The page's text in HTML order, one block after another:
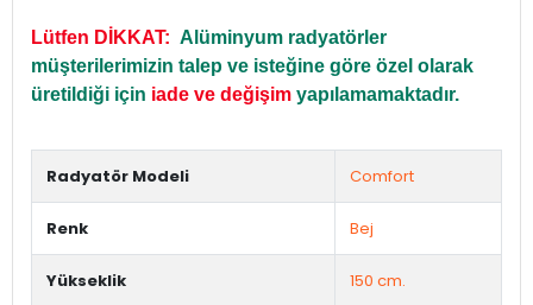
Lütfen DİKKAT: Alüminyum radyatörler
müşterilerimizin talep ve isteğine göre özel olarak
üretildiği için iade ve değişim yapılamamaktadır.
Radyatör Modeli Comfort
Renk Bej
Yükseklik 150 cm.